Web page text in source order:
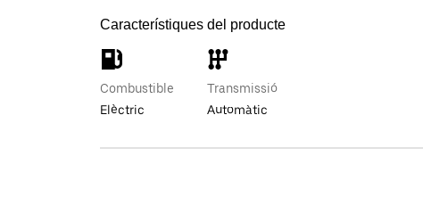
Característiques del producte
Combustible
Elèctric
Transmissió
Automàtic